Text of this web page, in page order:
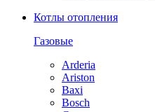
Котлы отопления
Газовые
Arderia
Ariston
Baxi
Bosch